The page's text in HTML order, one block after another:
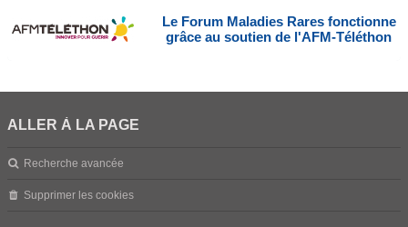
Le Forum Maladies Rares fonctionne
grâce au soutien de l'AFM-Téléthon
ALLER À LA PAGE
Recherche avancée
Supprimer les cookies